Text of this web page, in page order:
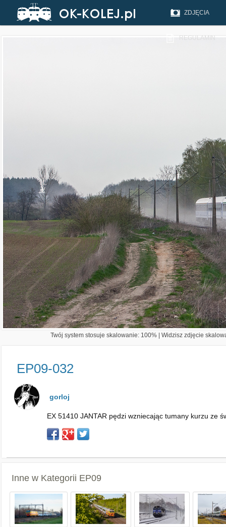
ZDJĘCIA
REGULAMIN
Twój system stosuje skalowanie: 100% | Widzisz zdjęcie
EP09-032
gorloj
EX 51410 JANTAR pędzi wzniecając tumany kurzu ze
Inne w Kategorii EP09